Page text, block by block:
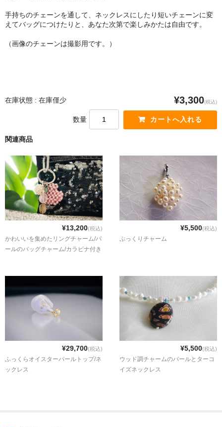
手持ちのチェーンを通して、ネックレスにしたり短いチェーンに変
えてバッグにつけたりと、あなた次第で楽しみかたは自由です。
（画像のチェーンは撮影用です。）
在庫状態 : 在庫僅少 ¥3,300(税込)
数量
関連商品
¥13,200(税込)
かわいいを集めたリングチャーム/パ
ールのバッグチャーム/カラビナ付き
¥5,500(税込)
ぷっくりチャーム
¥29,700(税込)
ふっくらオイスターパールトップ/ネ
ックレス
¥5,500(税込)
ウッド調チャームのパールとターコ
イズネックレス